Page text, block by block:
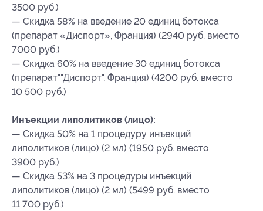
3500 руб.)
— Скидка 58% на введение 20 единиц ботокса
(препарат «Диспорт», Франция) (2940 руб. вместо
7000 руб.)
— Скидка 60% на введение 30 единиц ботокса
(препарат""Диспорт", Франция) (4200 руб. вместо
10 500 руб.)
Инъекции липолитиков (лицо):
— Скидка 50% на 1 процедуру инъекций
липолитиков (лицо) (2 мл) (1950 руб. вместо
3900 руб.)
— Скидка 53% на 3 процедуры инъекций
липолитиков (лицо) (2 мл) (5499 руб. вместо
11 700 руб.)